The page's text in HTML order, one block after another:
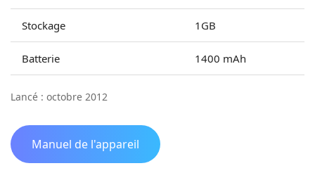
Stockage 1GB
Batterie 1400 mAh
Lancé : octobre 2012
Manuel de l'appareil